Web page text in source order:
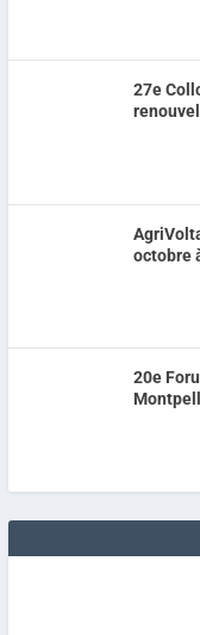
27e
octobre
20e